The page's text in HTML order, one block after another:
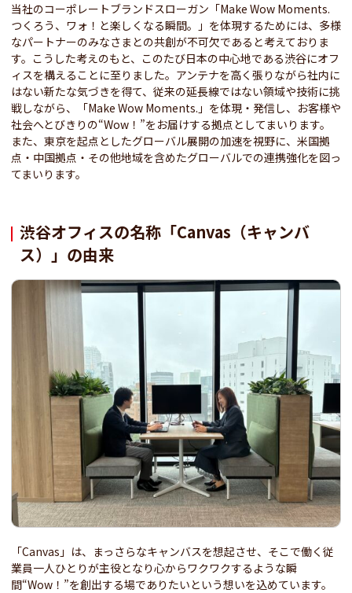
当社のコーポレートブランドスローガン「Make Wow Moments.
つくろう、ワォ！と楽しくなる瞬間。」を体現するためには、多様
なパートナーのみなさまとの共創が不可欠であると考えておりま
す。こうした考えのもと、このたび日本の中心地である渋谷にオフ
ィスを構えることに至りました。アンテナを高く張りながら社内に
はない新たな気づきを得て、従来の延長線ではない領域や技術に挑
戦しながら、「Make Wow Moments.」を体現・発信し、お客様や
社会へとびきりの“Wow！”をお届けする拠点としてまいります。
また、東京を起点としたグローバル展開の加速を視野に、米国拠
点・中国拠点・その他地域を含めたグローバルでの連携強化を図っ
てまいります。
渋谷オフィスの名称「Canvas（キャンバ
ス）」の由来
「Canvas」は、まっさらなキャンバスを想起させ、そこで働く従
業員一人ひとりが主役となり心からワクワクするような瞬
間“Wow！”を創出する場でありたいという想いを込めています。